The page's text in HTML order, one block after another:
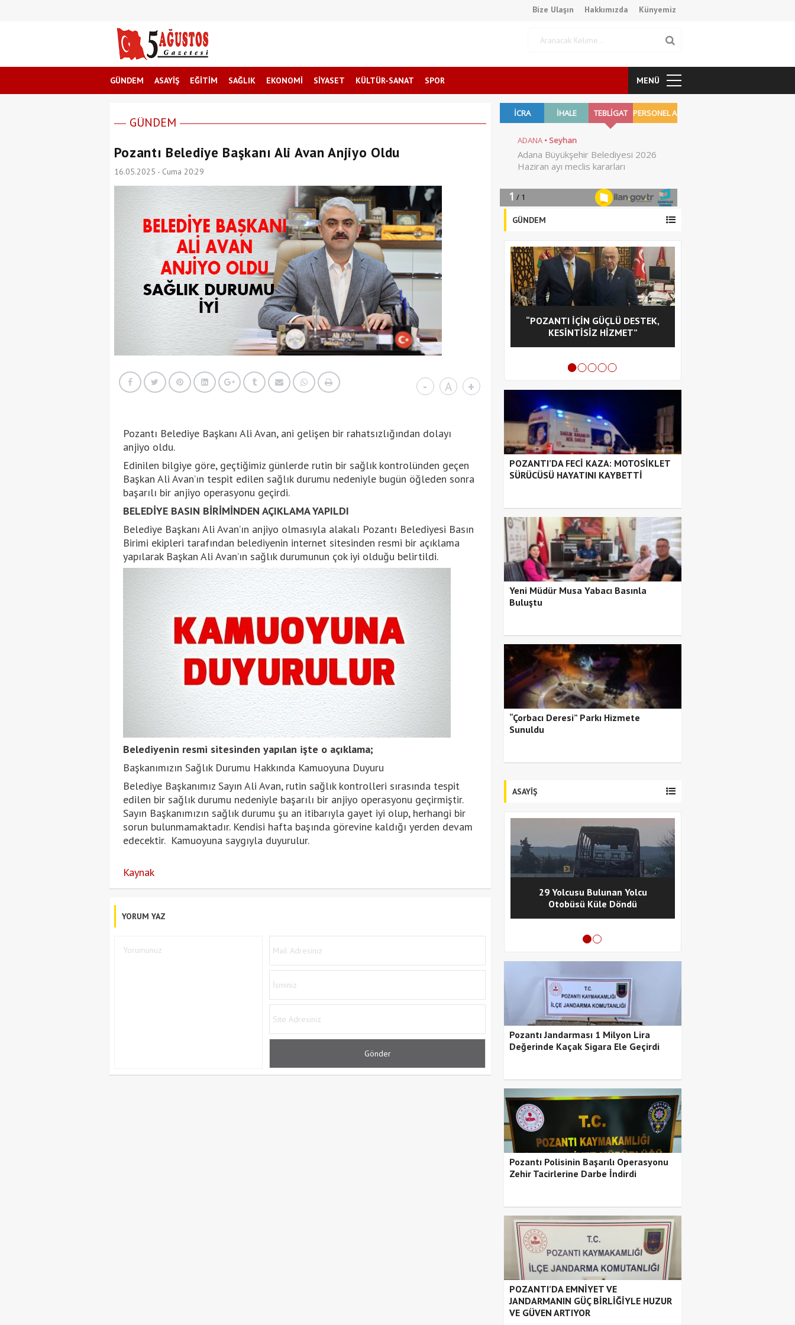
Bize Ulaşın Hakkımızda Künyemiz
GÜNDEM ASAYİŞ EĞİTİM SAĞLIK EKONOMİ SİYASET KÜLTÜR-SANAT SPOR MENÜ
GÜNDEM
Pozantı Belediye Başkanı Ali Avan Anjiyo Oldu
16.05.2025 - Cuma 20:29
- A +
Pozantı Belediye Başkanı Ali Avan, ani gelişen bir rahatsızlığından dolayı
anjiyo oldu.
Edinilen bilgiye göre, geçtiğimiz günlerde rutin bir sağlık kontrolünden geçen
Başkan Ali Avan’ın tespit edilen sağlık durumu nedeniyle bugün öğleden sonra
başarılı bir anjiyo operasyonu geçirdi.
BELEDİYE BASIN BİRİMİNDEN AÇIKLAMA YAPILDI
Belediye Başkanı Ali Avan’ın anjiyo olmasıyla alakalı Pozantı Belediyesi Basın
Birimi ekipleri tarafından belediyenin internet sitesinden resmi bir açıklama
yapılarak Başkan Ali Avan’ın sağlık durumunun çok iyi olduğu belirtildi.
Belediyenin resmi sitesinden yapılan işte o açıklama;
Başkanımızın Sağlık Durumu Hakkında Kamuoyuna Duyuru
Belediye Başkanımız Sayın Ali Avan, rutin sağlık kontrolleri sırasında tespit
edilen bir sağlık durumu nedeniyle başarılı bir anjiyo operasyonu geçirmiştir.
Sayın Başkanımızın sağlık durumu şu an itibarıyla gayet iyi olup, herhangi bir
sorun bulunmamaktadır. Kendisi hafta başında görevine kaldığı yerden devam
edecektir. Kamuoyuna saygıyla duyurulur.
Kaynak
YORUM YAZ
GÜNDEM
“POZANTI İÇİN GÜÇLÜ DESTEK,
KESİNTİSİZ HİZMET”
POZANTI’DA FECİ KAZA: MOTOSİKLET
SÜRÜCÜSÜ HAYATINI KAYBETTİ
Yeni Müdür Musa Yabacı Basınla
Buluştu
“Çorbacı Deresi” Parkı Hizmete
Sunuldu
ASAYİŞ
29 Yolcusu Bulunan Yolcu
Otobüsü Küle Döndü
1 2
Pozantı Jandarması 1 Milyon Lira
Değerinde Kaçak Sigara Ele Geçirdi
Pozantı Polisinin Başarılı Operasyonu
Zehir Tacirlerine Darbe İndirdi
POZANTI’DA EMNİYET VE
JANDARMANIN GÜÇ BİRLİĞİYLE HUZUR
VE GÜVEN ARTIYOR